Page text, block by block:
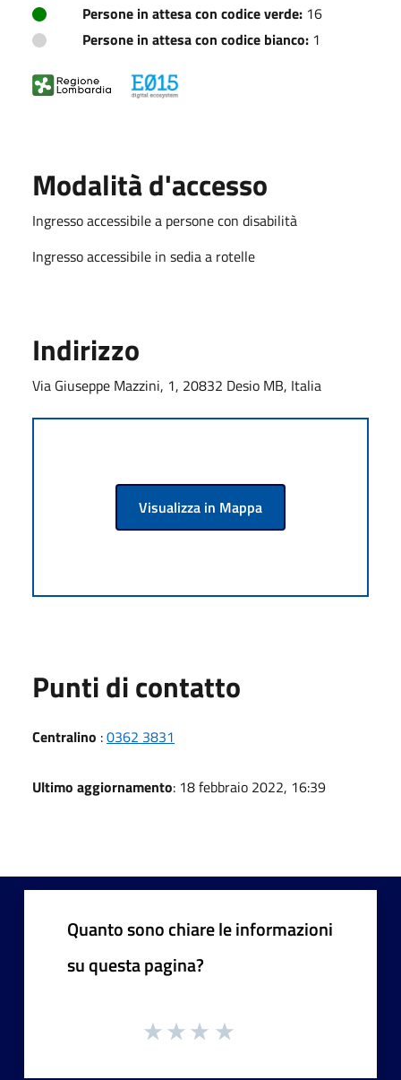
Persone in attesa con codice verde: 16
Persone in attesa con codice bianco: 1
Modalità d'accesso
Ingresso accessibile a persone con disabilità
Ingresso accessibile in sedia a rotelle
Indirizzo
Via Giuseppe Mazzini, 1, 20832 Desio MB, Italia
Visualizza in Mappa
Punti di contatto
Centralino :0362 3831
Ultimo aggiornamento: 18 febbraio 2022, 16:39
Quanto sono chiare le informazioni
su questa pagina?